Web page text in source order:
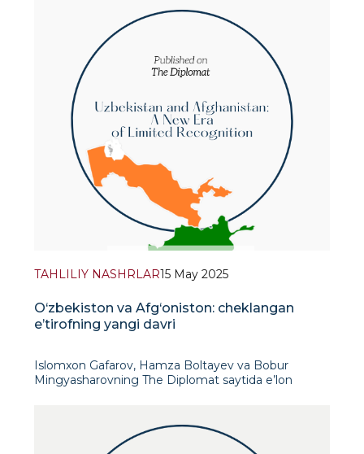
hamkorlikning muhimligini
TAHLILIY NASHRLAR15 May 2025
O‘zbekiston va Afg‘oniston: cheklangan
e’tirofning yangi davri
Islomxon Gafarov, Hamza Boltayev va Bobur
Mingyasharovning The Diplomat saytida e’lon